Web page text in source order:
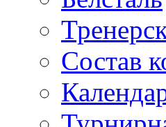
Состав